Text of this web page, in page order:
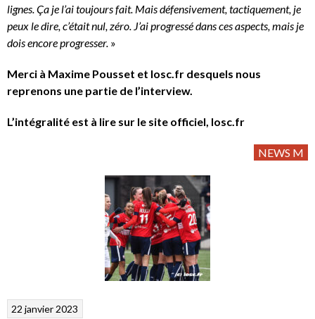
lignes. Ça je l’ai toujours fait. Mais défensivement, tactiquement, je
peux le dire, c’était nul, zéro. J’ai progressé dans ces aspects, mais je
dois encore progresser. »
Merci à Maxime Pousset et losc.fr desquels nous
reprenons une partie de l’interview.
L’intégralité est à lire sur le site officiel, losc.fr
NEWS M
22 janvier 2023